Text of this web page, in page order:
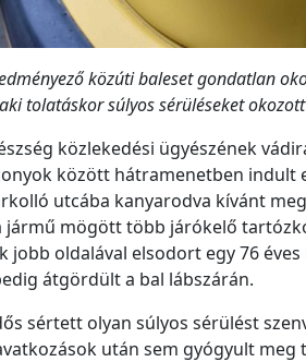
közúti baleset gondatlan
tolatáskor súlyos sérüléseket
közlekedési ügyészének
között hátramenetben indult
utcába kanyarodva kívánt
mögött több járókelő
jobb oldalával elsodort egy 76
átgördült a bal lábszárán.
sértett olyan súlyos sérülést
után sem gyógyult meg